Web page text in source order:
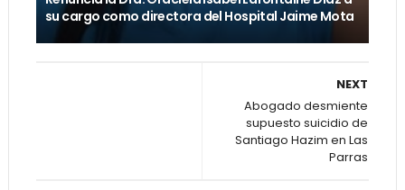
su cargo como directora del Hospital Jaime Mota
NEXT
Abogado desmiente
supuesto suicidio de
Santiago Hazim en Las
Parras